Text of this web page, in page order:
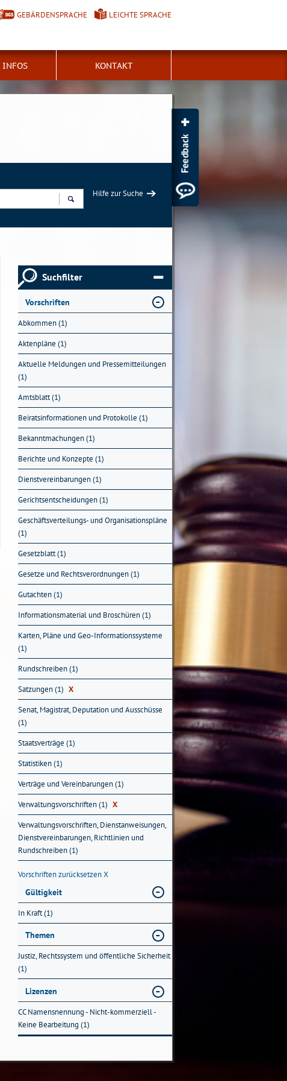
GEBÄRDENSPRACHE LEICHTE SPRACHE
KONTAKT
Hilfe zur Suche
Suchfilter
Vorschriften
Abkommen (1)
Aktenpläne (1)
Aktuelle Meldungen und Pressemitteilungen
(1)
Amtsblatt (1)
Beiratsinformationen und Protokolle (1)
Bekanntmachungen (1)
Berichte und Konzepte (1)
Dienstvereinbarungen (1)
Gerichtsentscheidungen (1)
Geschäftsverteilungs- und Organisationspläne
(1)
Gesetzblatt (1)
Gesetze und Rechtsverordnungen (1)
Gutachten (1)
Informationsmaterial und Broschüren (1)
Karten, Pläne und Geo-Informationssysteme
(1)
Rundschreiben (1)
Satzungen (1) X
Senat, Magistrat, Deputation und Ausschüsse
(1)
Staatsverträge (1)
Statistiken (1)
Verträge und Vereinbarungen (1)
Verwaltungsvorschriften (1) X
Verwaltungsvorschriften, Dienstanweisungen,
Dienstvereinbarungen, Richtlinien und
Rundschreiben (1)
Vorschriften zurücksetzenX
Gültigkeit
In Kraft (1)
Themen
Justiz, Rechtssystem und öffentliche Sicherheit
(1)
Lizenzen
CC Namensnennung - Nicht-kommerziell -
Keine Bearbeitung (1)